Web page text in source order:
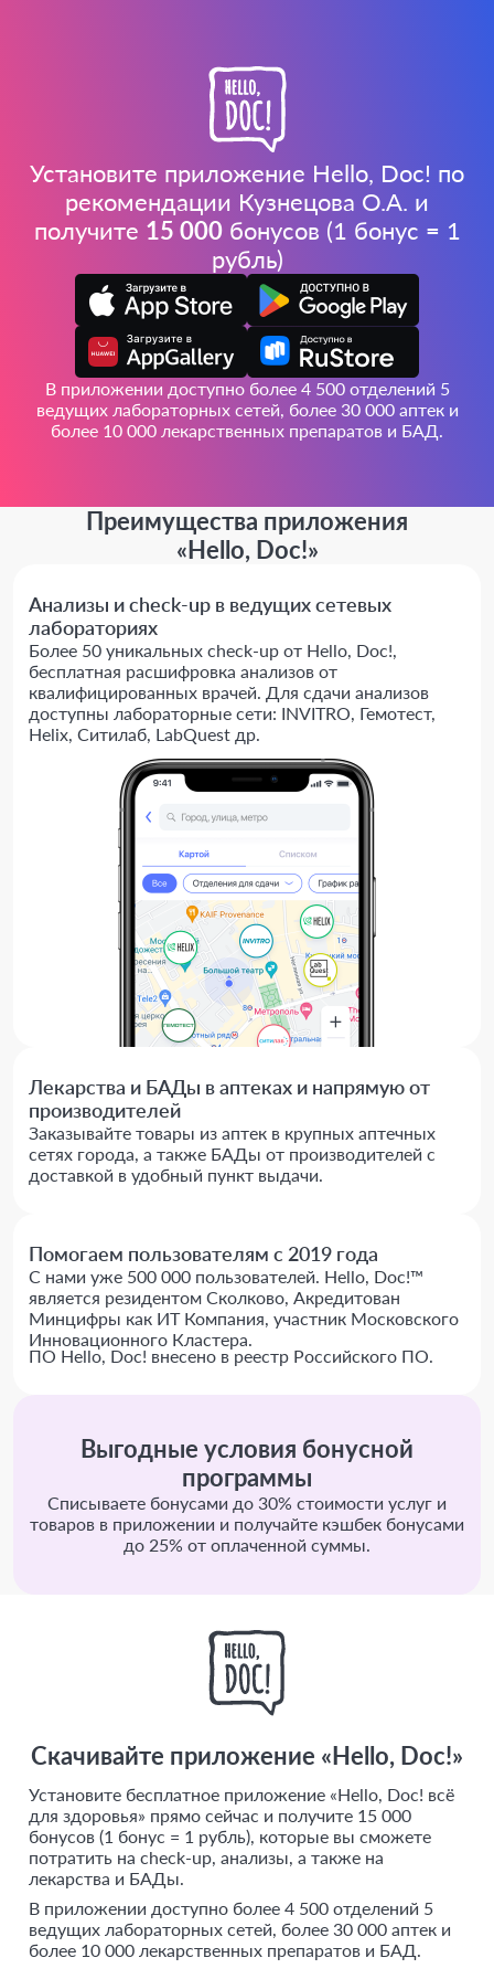
Установите приложение Hello, Doc! по
рекомендации Кузнецова О.А. и
получите 15 000бонусов (1 бонус = 1
рубль)
В приложении доступно более 4 500 отделений 5
ведущих лабораторных сетей, более 30 000 аптек и
более 10 000 лекарственных препаратов и БАД.
Преимущества приложения
«Hello, Doc!»
Анализы и check-up в ведущих сетевых
лабораториях
Более 50 уникальных check-up от Hello, Doc!,
бесплатная расшифровка анализов от
квалифицированных врачей. Для сдачи анализов
доступны лабораторные сети: INVITRO, Гемотест,
Helix, Ситилаб, LabQuest др.
Лекарства и БАДы в аптеках и напрямую от
производителей
Заказывайте товары из аптек в крупных аптечных
сетях города, а также БАДы от производителей с
доставкой в удобный пункт выдачи.
Помогаем пользователям с 2019 года
С нами уже 500 000 пользователей. Hello, Doc!™
является резидентом Сколково, Акредитован
Минцифры как ИТ Компания, участник Московского
Инновационного Кластера.
ПО Hello, Doc! внесено в реестр Российского ПО.
Выгодные условия бонусной
программы
Списываете бонусами до 30% стоимости услуг и
товаров в приложении и получайте кэшбек бонусами
до 25% от оплаченной суммы.
Скачивайте приложение «Hello, Doc!»
Установите бесплатное приложение «Hello, Doc! всё
для здоровья» прямо сейчас и получите 15 000
бонусов (1 бонус = 1 рубль), которые вы сможете
потратить на check-up, анализы, а также на
лекарства и БАДы.
В приложении доступно более 4 500 отделений 5
ведущих лабораторных сетей, более 30 000 аптек и
более 10 000 лекарственных препаратов и БАД.